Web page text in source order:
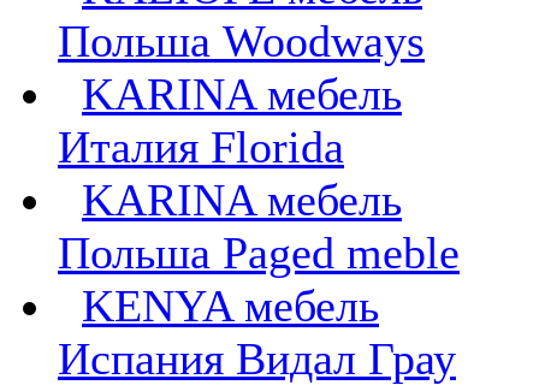
Польша Woodways
KARINA мебель
Италия Florida
KARINA мебель
Польша Paged meble
KENYA мебель
Испания Видал Грау